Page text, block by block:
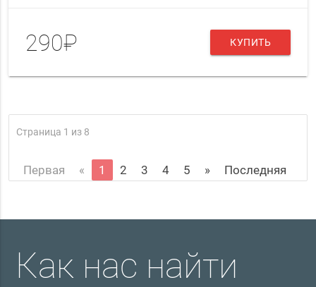
290₽ КУПИТЬ
Страница 1 из 8
Первая « 1 2 3 4 5 » Последняя
Как нас найти